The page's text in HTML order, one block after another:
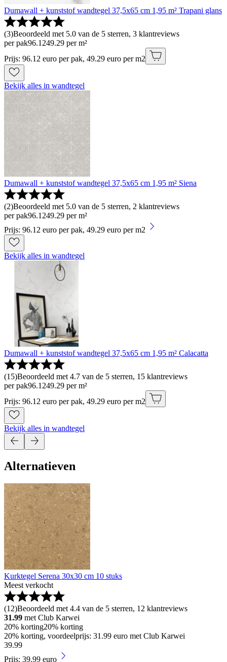
Dumawall + kunststof wandtegel 37,5x65 cm 1,95 m² Trapani glans
(3)Beoordeeld met 5.0 van de 5 sterren, 3 klantreviews
per pak96.1249.29 per m²
Prijs: 96.12 euro per pak, 49.29 euro per m2
Bekijk alles in wandtegel
Dumawall + kunststof wandtegel 37,5x65 cm 1,95 m² Siena
(2)Beoordeeld met 5.0 van de 5 sterren, 2 klantreviews
per pak96.1249.29 per m²
Prijs: 96.12 euro per pak, 49.29 euro per m2
Bekijk alles in wandtegel
Dumawall + kunststof wandtegel 37,5x65 cm 1,95 m² Calacatta
(15)Beoordeeld met 4.7 van de 5 sterren, 15 klantreviews
per pak96.1249.29 per m²
Prijs: 96.12 euro per pak, 49.29 euro per m2
Bekijk alles in wandtegel
Alternatieven
Kurktegel Serena 30x30 cm 10 stuks
Meest verkocht
(12)Beoordeeld met 4.4 van de 5 sterren, 12 klantreviews
31.99 met Club Karwei
20% korting20% korting
20% korting, voordeelprijs: 31.99 euro met Club Karwei
39.99
Prijs: 39.99 euro